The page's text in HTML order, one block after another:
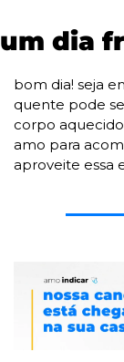
um dia
bom dia! seja
quente pode
corpo
amo para
aproveite essa